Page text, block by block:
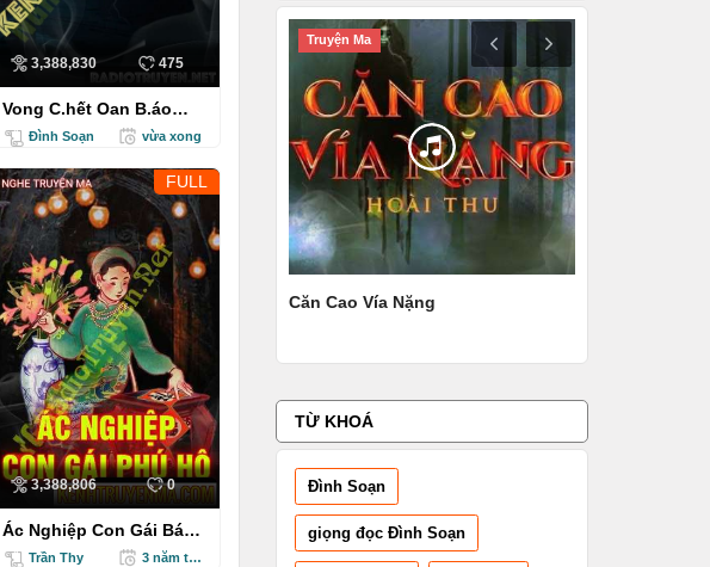
3,388,830 475
Vong C.hết Oan B.áo
T.hùĐình Soạn vừa xong
FULL
3,388,806 0
Ác Nghiệp Con Gái Bá
Hộ Trần Thy 3 năm trước
Truyện Ma
Ông Năm Thầy Pháp
Truyện Ma
Căn Cao Vía Nặng
TỪ KHOÁ
Đình Soạn
giọng đọc Đình Soạn